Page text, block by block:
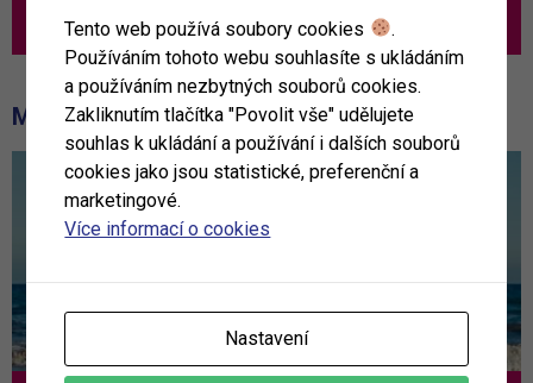
Nejlepší TOP nabídka
MOHLO BY VÁS ZAJÍMAT
Tento web používá soubory cookies
.
Používáním tohoto webu souhlasíte s ukládáním
a používáním nezbytných souborů cookies.
Zakliknutím tlačítka "Povolit vše" udělujete
souhlas k ukládání a používání i dalších souborů
cookies jako jsou statistické, preferenční a
marketingové.
Více informací o cookies
Nastavení